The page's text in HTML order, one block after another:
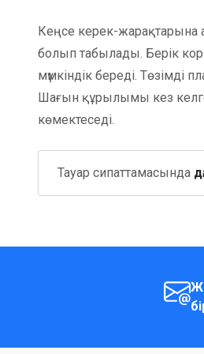
Кеңсе керек-жарақтарына
болып табылады. Берік
мүмкіндік береді. Төзімді
Шағын құрылымы кез
көмектеседі.
Тауар сипаттамасында